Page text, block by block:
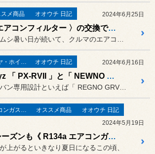
スメ商品 オオウチ 日記 2024年6月25日
〈 エアコンフィルター 〉の交換で車内の空気をスッキリ〜
タイヤ・ホイール オオウチ 日記 2024年6月16日
Playz 「 PX-RVII 」と「 NEWNO 」タイヤもイロイロ！
エアコンガス・リフレッシュ オススメ商品
オオウチ 日記
2024年5月19日
今シーズンも《 R134a エアコンガス・リフレッシュ 》スタートしました！
上がるといきなり夏日になるこの頃、